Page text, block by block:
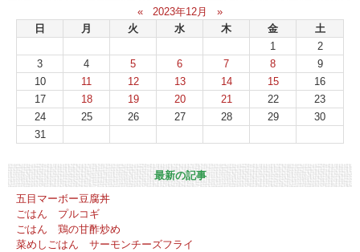
«
2023年12月
»
日
月 火 水 木 金
土
1
2
3
4 5 6 7 8
9
10
11 12 13 14 15
16
17
18 19 20 21 22
23
24
25 26 27 28 29
30
31
最新の記事
五目マーボー豆腐丼
ごはん プルコギ
ごはん 鶏の甘酢炒め
菜めしごはん サーモンチーズフライ